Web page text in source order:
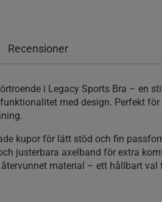
Recensioner
i Legacy Sports Bra – en
med design. Perfekt för
kupor för lätt stöd och fin
justerbara axelband för extra
material – ett hållbart val